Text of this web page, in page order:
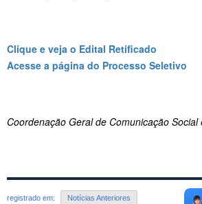
Clique e veja o Edital Retificado
Acesse a página do Processo Seletivo
Coordenação Geral de Comunicação Social
registrado em: Notícias Anteriores